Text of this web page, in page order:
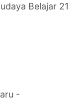
Belajar 21
-